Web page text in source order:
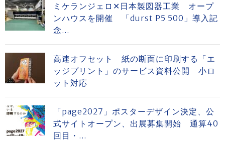
ミケランジェロ✕日本製図器工業 オープ
ンハウスを開催 「durst P5 500」導入記
念...
高速オフセット 紙の断面に印刷する「エ
ッジプリント」のサービス資料公開 小ロ
ット対応
「page2027」ポスターデザイン決定、公
式サイトオープン、出展募集開始 通算40
回目・...